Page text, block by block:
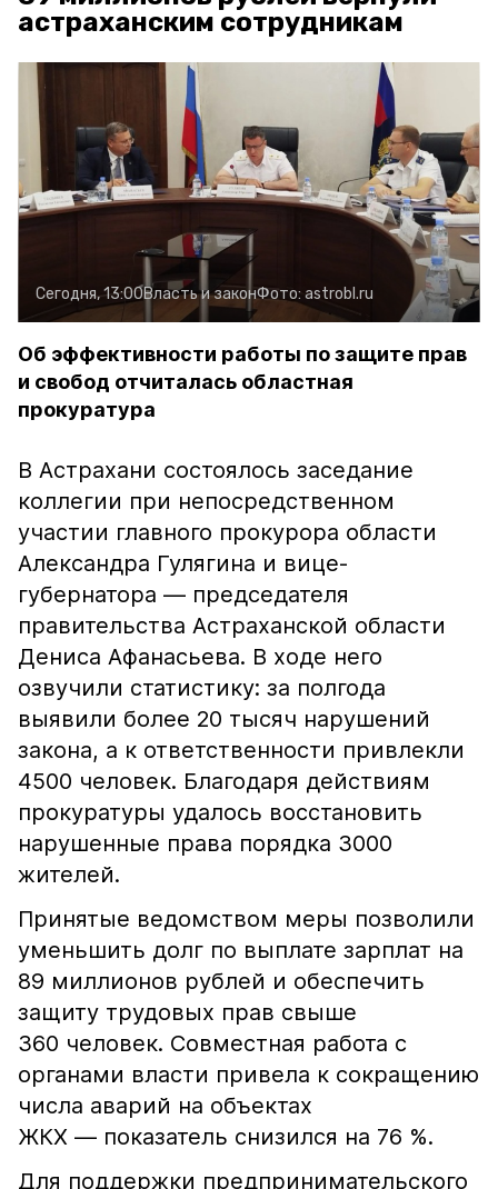
астраханским сотрудникам
Сегодня, 13:00Власть и законФото: astrobl.ru
Об эффективности работы по защите прав
и свобод отчиталась областная
прокуратура
В Астрахани состоялось заседание
коллегии при непосредственном
участии главного прокурора области
Александра Гулягина и вице-
губернатора — председателя
правительства Астраханской области
Дениса Афанасьева. В ходе него
озвучили статистику: за полгода
выявили более 20 тысяч нарушений
закона, а к ответственности привлекли
4500 человек. Благодаря действиям
прокуратуры удалось восстановить
нарушенные права порядка 3000
жителей.
Принятые ведомством меры позволили
уменьшить долг по выплате зарплат на
89 миллионов рублей и обеспечить
защиту трудовых прав свыше
360 человек. Совместная работа с
органами власти привела к сокращению
числа аварий на объектах
ЖКХ — показатель снизился на 76 %.
Для поддержки предпринимательского